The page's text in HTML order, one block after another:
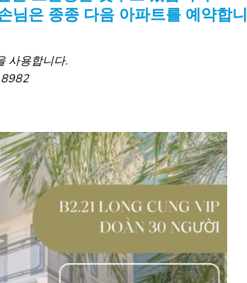
님은 종종 다음 아파트를 예약합니
사용합니다.